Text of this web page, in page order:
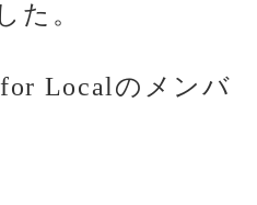
た。
Localのメンバ